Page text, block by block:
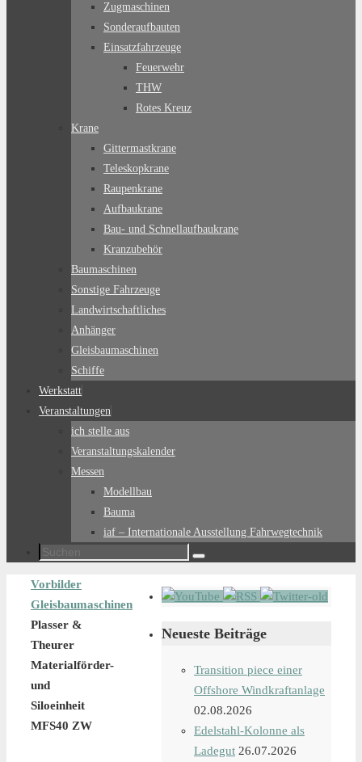
Zugmaschinen
Sonderaufbauten
Einsatzfahrzeuge
Feuerwehr
THW
Rotes Kreuz
Krane
Gittermastkrane
Teleskopkrane
Raupenkrane
Aufbaukrane
Bau- und Schnellaufbaukrane
Kranzubehör
Baumaschinen
Sonstige Fahrzeuge
Landwirtschaftliches
Anhänger
Gleisbaumaschinen
Schiffe
Werkstatt
Veranstaltungen
ich stelle aus
Veranstaltungskalender
Messen
Modellbau
Bauma
iaf – Internationale Ausstellung Fahrwegtechnik
Suchen
Suchen
Start
Vorbilder
Gleisbaumaschinen
Plasser &
Theurer
Materialförder-
und
Siloeinheit
MFS40 ZW
Neueste Beiträge
Transition piece einer
Offshore Windkraftanlage
02.08.2026
Edelstahl-Kolonne als
Ladegut 26.07.2026